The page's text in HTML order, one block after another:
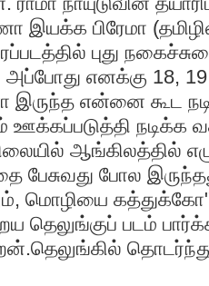
இயக்க பிரேமா
புது
எனக்கு 18, 19
இருந்த என்னை கூட
ஊக்கப்படுத்தி நடிக்க
ஆங்கிலத்தில்
பேசுவது போல
மொழியை கத்துக்கோ"
தெலுங்குப் படம்